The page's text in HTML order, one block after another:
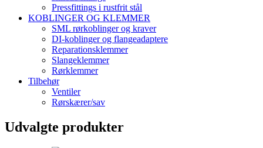
Pressfittings i rustfrit stål
KOBLINGER OG KLEMMER
SML rørkoblinger og kraver
DI-koblinger og flangeadaptere
Reparationsklemmer
Slangeklemmer
Rørklemmer
Tilbehør
Ventiler
Rørskærer/sav
Udvalgte produkter